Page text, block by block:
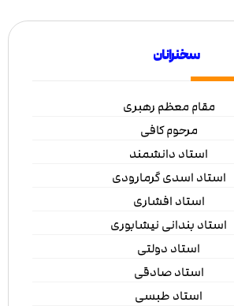
سخنرانان
مقام معظم رهبری
مرحوم کافی
استاد دانشمند
استاد اسدی گرمارودی
استاد افشاری
استاد بندانی نیشابوری
استاد دولتی
استاد صادقی
استاد طبسی